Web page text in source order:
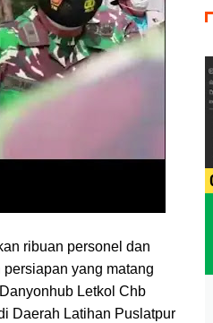
ribuan personel dan
yang matang
Letkol Chb
Daerah Latihan Puslatpur